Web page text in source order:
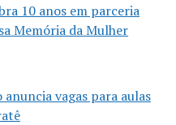
10 anos em parceria
Memória da Mulher
anuncia vagas para aulas